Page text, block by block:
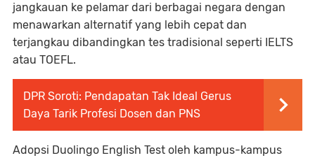
jangkauan ke pelamar dari berbagai negara dengan
menawarkan alternatif yang lebih cepat dan
terjangkau dibandingkan tes tradisional seperti IELTS
atau TOEFL.
DPR Soroti: Pendapatan Tak Ideal Gerus
Daya Tarik Profesi Dosen dan PNS
Adopsi Duolingo English Test oleh kampus-kampus